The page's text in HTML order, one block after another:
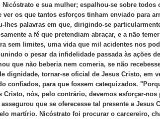
Nicóstrato e sua mulher; espalhou-se sobre
ver os que tantos esforços tinham enviado para
palavras em que, dirigindo-se
a fé que pretendiam abraçar, e a não
sem limites, uma vida que mil acidentes nos
o pesar da infidelidade passada às ações
que não beberia nem comeria, se não
dignidade, tornar-se oficial de Jesus Cristo, em
confiados, para que fossem catequizados.
Cristo, nós, pelo contrário, devemos esforçar-
que se oferecesse tal presente a
martírio. Nicóstrato foi procurar o carcereiro,